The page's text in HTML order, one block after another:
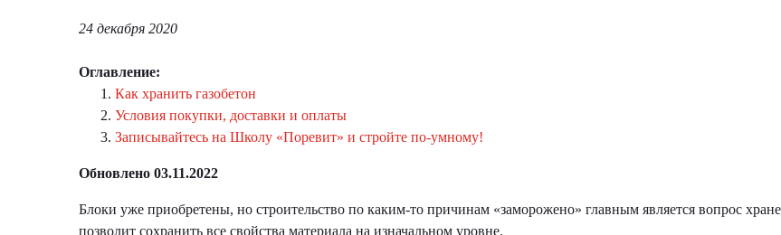
24 декабря 2020
Оглавление:
Как хранить газобетон
Условия покупки, доставки и оплаты
Записывайтесь на Школу «Поревит» и стройте по-умному!
Обновлено 03.11.2022
Блоки уже приобретены, но строительство по каким-то причинам «заморожено» главным является вопрос
позволит сохранить все свойства материала на изначальном уровне.